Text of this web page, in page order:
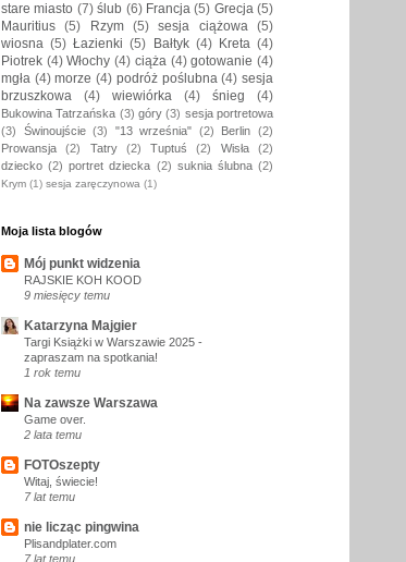
stare miasto (7) ślub (6) Francja (5) Grecja (5)
Mauritius (5) Rzym (5) sesja ciążowa (5)
wiosna (5) Łazienki (5) Bałtyk (4) Kreta (4)
Piotrek (4) Włochy (4) ciąża (4) gotowanie (4)
mgła (4) morze (4) podróż poślubna (4) sesja
brzuszkowa
(4) wiewiórka (4) śnieg (4)
Bukowina Tatrzańska (3) góry (3) sesja portretowa
(3)
Świnoujście (3) "13 września" (2) Berlin (2)
Prowansja
(2) Tatry (2) Tuptuś (2) Wisła
(2)
dziecko (2) portret dziecka (2) suknia ślubna (2)
Krym (1) sesja zaręczynowa (1)
Moja lista blogów
Mój punkt widzenia
RAJSKIE KOH KOOD
9 miesięcy temu
Katarzyna Majgier
Targi Książki w Warszawie 2025 -
zapraszam na spotkania!
1 rok temu
Na zawsze Warszawa
Game over.
2 lata temu
FOTOszepty
Witaj, świecie!
7 lat temu
nie licząc pingwina
Plisandplater.com
7 lat temu